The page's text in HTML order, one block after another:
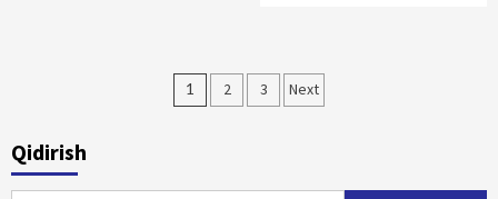
Maqolalar
1 2 3 Next
Qidirish